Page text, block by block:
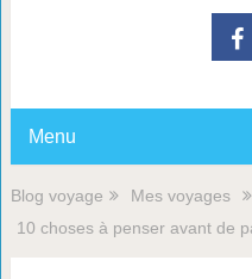
Menu
Blog voyage Mes voyages
10 choses à penser avant de